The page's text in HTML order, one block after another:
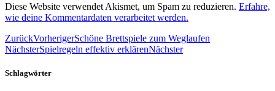
Diese Website verwendet Akismet, um Spam zu reduzieren. Erfahre,
wie deine Kommentardaten verarbeitet werden.
ZurückVorherigerSchöne Brettspiele zum Weglaufen
NächsterSpielregeln effektiv erklärenNächster
Schlagwörter